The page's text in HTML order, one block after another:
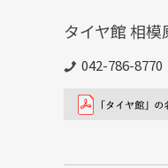
タイヤ館 相模
042-786-8770